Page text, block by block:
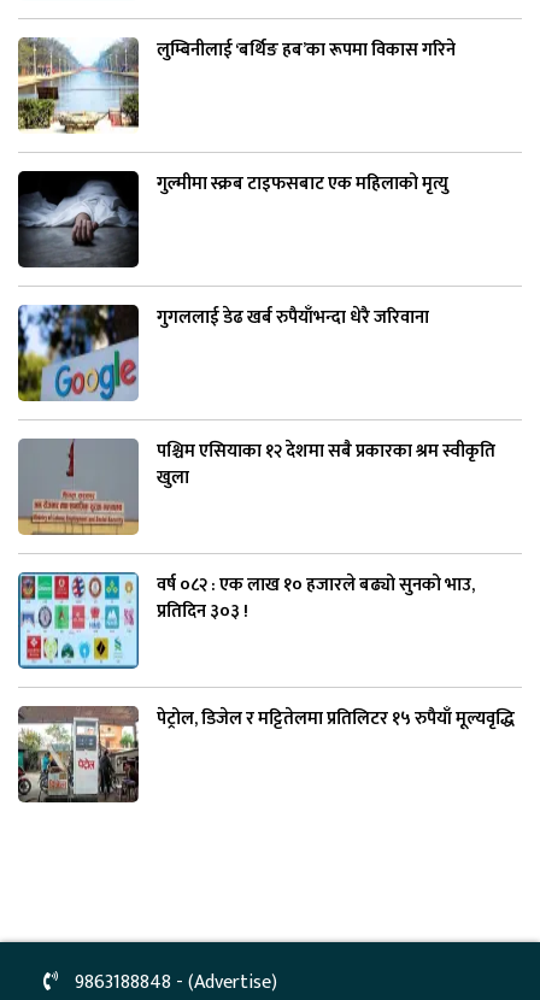
लुम्बिनीलाई ‘बर्थिङ हब’का रूपमा विकास गरिने
गुल्मीमा स्क्रब टाइफसबाट एक महिलाको मृत्यु
गुगललाई डेढ खर्ब रुपैयाँभन्दा धेरै जरिवाना
पश्चिम एसियाका १२ देशमा सबै प्रकारका श्रम स्वीकृति
खुला
वर्ष ०८२ : एक लाख १० हजारले बढ्यो सुनको भाउ,
प्रतिदिन ३०३ !
पेट्रोल, डिजेल र मट्टितेलमा प्रतिलिटर १५ रुपैयाँ मूल्यवृद्धि
9863188848 - (Advertise)